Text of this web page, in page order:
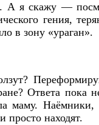
А я скажу —
гения,
в зону «ураган».
Ответа
маму.
просто находят.